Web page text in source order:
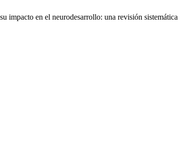
impacto en el neurodesarrollo: una revisión sistemática